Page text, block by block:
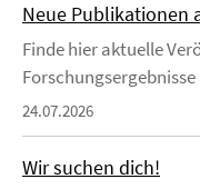
Neue Publikationen
Finde hier aktuelle
24.07.2026
Wir suchen dich!